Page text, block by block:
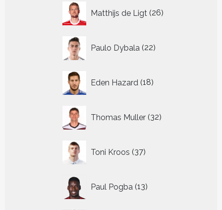
Matthijs de Ligt 26
producten
Paulo Dybala 22
producten
Eden Hazard 18
producten
Thomas Muller 32
producten
Toni Kroos 37
producten
Paul Pogba 13
producten